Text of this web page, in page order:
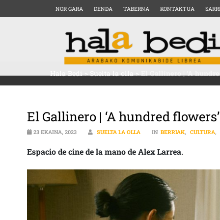
NOR GARA DENDA TABERNA KONTAKTUA
Hala Bedi>Suelta la olla>El Gallinero | ‘A
El Gallinero | ‘A hundred
23 EKAINA, 2023 SUELTA LA OLLA IN BERRIAK, CULTURA,
Espacio de cine de la mano de Alex Larrea.